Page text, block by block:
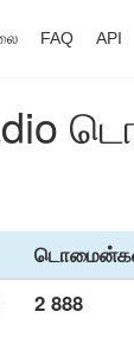
FAQ API
2 888